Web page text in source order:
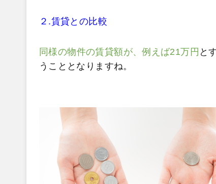
２.賃貸との比較
同様の物件の賃貸額が、例えば21万円 と
うこととなりますね。